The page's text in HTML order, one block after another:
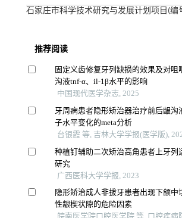
石家庄市科学技术研究与发展计划项目(编